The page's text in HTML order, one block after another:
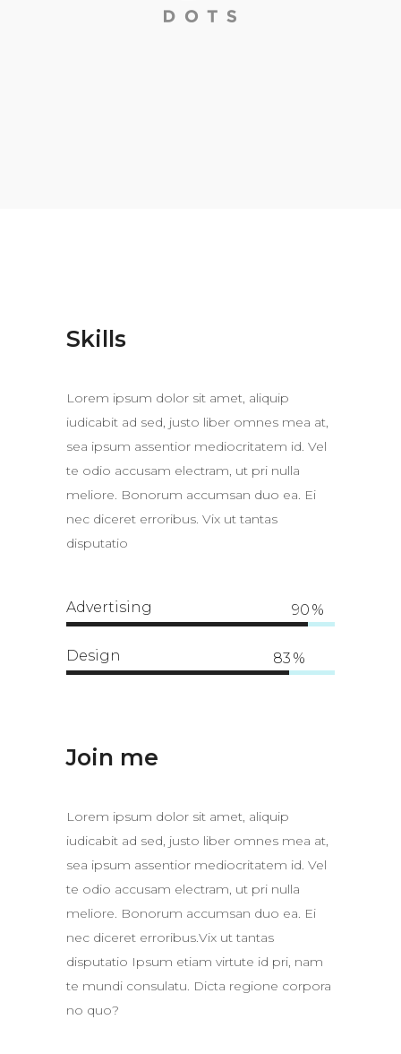
Skills
Lorem ipsum dolor sit amet, aliquip
iudicabit ad sed, justo liber omnes mea at,
sea ipsum assentior mediocritatem id. Vel
te odio accusam electram, ut pri nulla
meliore. Bonorum accumsan duo ea. Ei
nec diceret erroribus. Vix ut tantas
disputatio
Advertising 90
Design 83
Join me
Lorem ipsum dolor sit amet, aliquip
iudicabit ad sed, justo liber omnes mea at,
sea ipsum assentior mediocritatem id. Vel
te odio accusam electram, ut pri nulla
meliore. Bonorum accumsan duo ea. Ei
nec diceret erroribus.Vix ut tantas
disputatio Ipsum etiam virtute id pri, nam
te mundi consulatu. Dicta regione corpora
no quo?